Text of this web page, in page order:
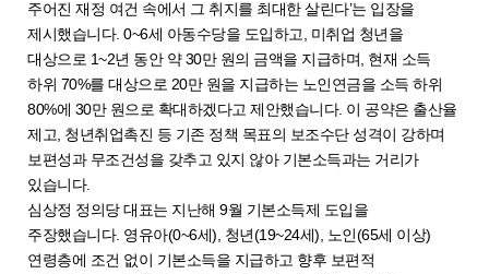
주어진 재정 여건 속에서 그 취지를 최대한 살린다’는 입장을
제시했습니다. 0~6세 아동수당을 도입하고, 미취업 청년을
대상으로 1~2년 동안 약 30만 원의 금액을 지급하며, 현재 소득
하위 70%를 대상으로 20만 원을 지급하는 노인연금을 소득 하위
80%에 30만 원으로 확대하겠다고 제안했습니다. 이 공약은 출산율
제고, 청년취업촉진 등 기존 정책 목표의 보조수단 성격이 강하며
보편성과 무조건성을 갖추고 있지 않아 기본소득과는 거리가
있습니다.
심상정 정의당 대표는 지난해 9월 기본소득제 도입을
주장했습니다. 영유아(0~6세), 청년(19~24세), 노인(65세 이상)
연령층에 조건 없이 기본소득을 지급하고 향후 보편적